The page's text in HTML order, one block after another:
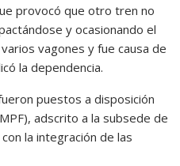
provocó que otro tren no
y ocasionando el
vagones y fue causa de
la dependencia.
puestos a disposición
adscrito a la subsede de
la integración de las